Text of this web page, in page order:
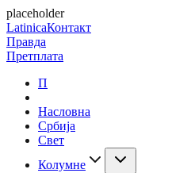
placeholder
LatinicaКонтакт
Правда
Претплата
П
Насловна
Србија
Свет
Колумне